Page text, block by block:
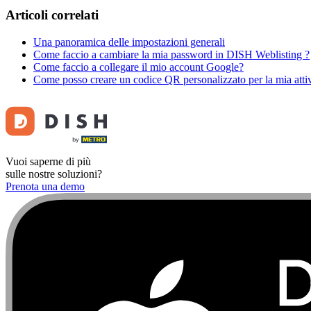
Articoli correlati
Una panoramica delle impostazioni generali
Come faccio a cambiare la mia password in DISH Weblisting ?
Come faccio a collegare il mio account Google?
Come posso creare un codice QR personalizzato per la mia
Vuoi saperne di più
sulle nostre soluzioni?
Prenota una demo